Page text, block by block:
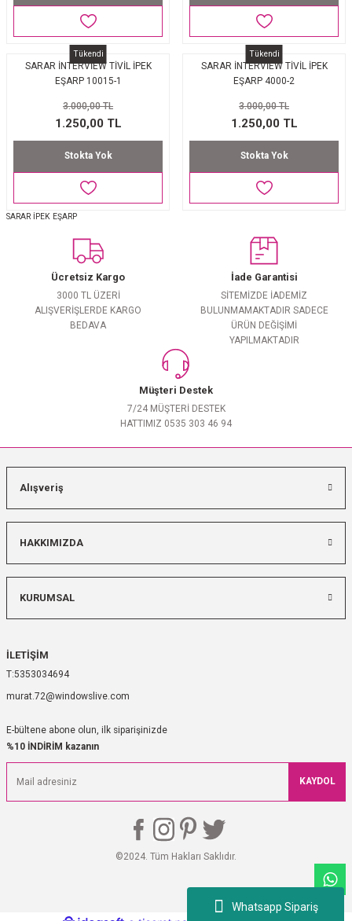
Whatsapp Sipariş
Tükendi
SARAR İNTERVİEW TİVİL İPEK
EŞARP 10015-1
3.000,00 TL
1.250,00 TL
Stokta Yok
Tükendi
SARAR İNTERVİEW TİVİL İPEK
EŞARP 4000-2
3.000,00 TL
1.250,00 TL
Stokta Yok
SARAR İPEK EŞARP
Ücretsiz Kargo
3000 TL ÜZERİ
ALIŞVERİŞLERDE KARGO
BEDAVA
İade Garantisi
SİTEMİZDE İADEMİZ
BULUNMAMAKTADIR SADECE
ÜRÜN DEĞİŞİMİ
YAPILMAKTADIR
Müşteri Destek
7/24 MÜŞTERİ DESTEK
HATTIMIZ 0535 303 46 94
Alışveriş
HAKKIMIZDA
KURUMSAL
İLETİŞİM
5353034694
murat.72@windowslive.com
E-bültene abone olun, ilk siparişinizde
%10 İNDİRİM kazanın
KAYDOL
©2024. Tüm Hakları Saklıdır.